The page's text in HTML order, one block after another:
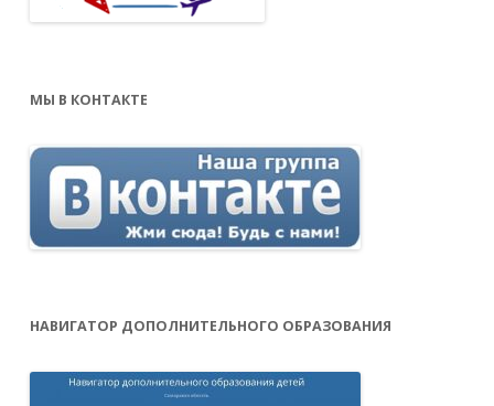
МЫ В КОНТАКТЕ
НАВИГАТОР ДОПОЛНИТЕЛЬНОГО ОБРАЗОВАНИЯ